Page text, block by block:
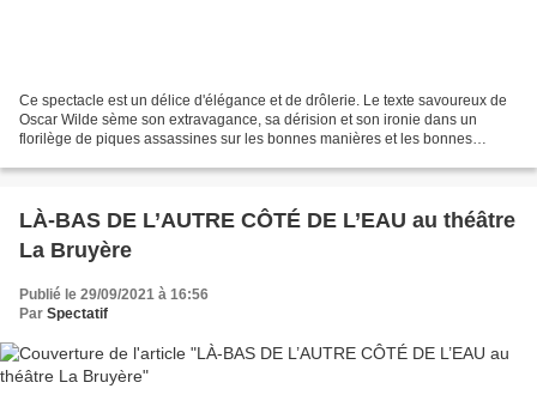
Ce spectacle est un délice d'élégance et de drôlerie. Le texte savoureux de
Oscar Wilde sème son extravagance, sa dérision et son ironie dans un
florilège de piques assassines sur les bonnes manières et les bonnes
LÀ-BAS DE L’AUTRE CÔTÉ DE L’EAU au théâtre
La Bruyère
Publié le 29/09/2021 à 16:56
Par Spectatif